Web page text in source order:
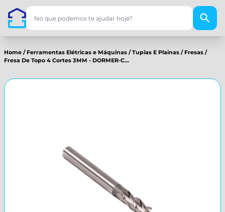
Home / Ferramentas Elétricas e Máquinas /Tupias E Plainas / Fresas /
Fresa De Topo 4 Cortes 3MM - DORMER-C...